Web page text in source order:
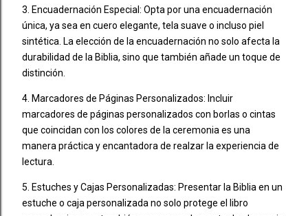
3. Encuadernación Especial: Opta por una encuadernación
única, ya sea en cuero elegante, tela suave o incluso piel
sintética. La elección de la encuadernación no solo afecta la
durabilidad de la Biblia, sino que también añade un toque de
distinción.
4. Marcadores de Páginas Personalizados: Incluir
marcadores de páginas personalizados con borlas o cintas
que coincidan con los colores de la ceremonia es una
manera práctica y encantadora de realzar la experiencia de
lectura.
5. Estuches y Cajas Personalizadas: Presentar la Biblia en un
estuche o caja personalizada no solo protege el libro